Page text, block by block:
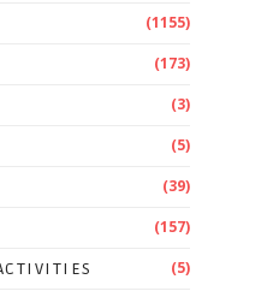
(1155)
(173)
(3)
(5)
(39)
(157)
(5)